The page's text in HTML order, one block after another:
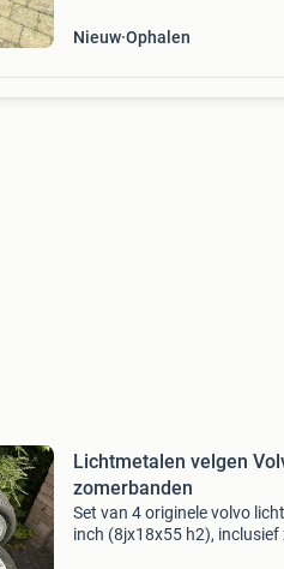
Nieuw Ophalen
Lichtmetalen velgen
zomerbanden
Set van 4 originele volvo
inch (8jx18x55 h2), inclusief